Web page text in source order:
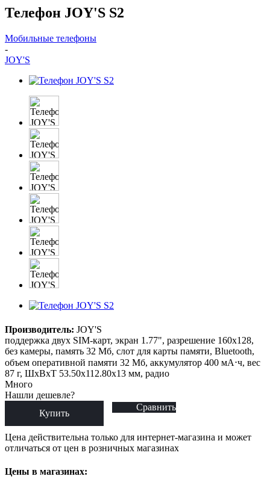
Телефон JOY'S S2
Мобильные телефоны
-
JOY'S
Производитель: JOY'S
поддержка двух SIM-карт, экран 1.77", разрешение 160x128,
без камеры, память 32 Мб, слот для карты памяти, Bluetooth,
объем оперативной памяти 32 Мб, аккумулятор 400 мА⋅ч, вес
87 г, ШxВxТ 53.50x112.80x13 мм, радио
Много
Нашли дешевле?
Купить
Сравнить
Цена действительна только для интернет-магазина и может
отличаться от цен в розничных магазинах
Цены в магазинах: